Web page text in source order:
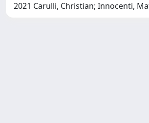
2021 Carulli, Christian; Innocenti,